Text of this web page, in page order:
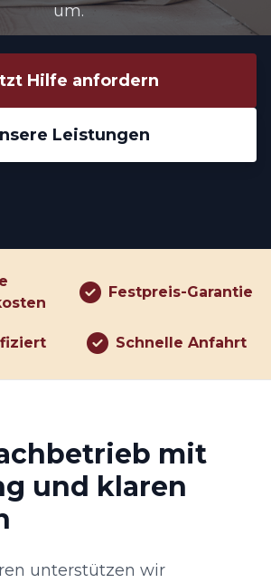
um.
Hilfe anfordern
Leistungen
Festpreis-Garantie
Schnelle Anfahrt
mit
und klaren
unterstützen wir